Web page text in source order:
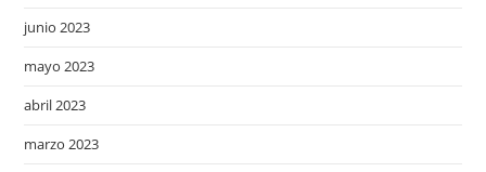
junio 2023
mayo 2023
abril 2023
marzo 2023